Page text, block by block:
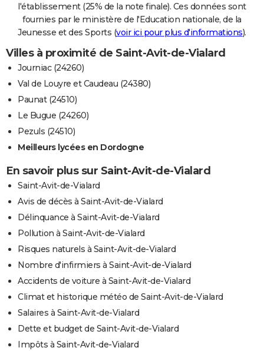
l'établissement (25% de la note finale). Ces données sont
fournies par le ministère de l'Education nationale, de la
Jeunesse et des Sports (voir ici pour plus d'informations).
Villes à proximité de Saint-Avit-de-Vialard
Journiac (24260)
Val de Louyre et Caudeau (24380)
Paunat (24510)
Le Bugue (24260)
Pezuls (24510)
Meilleurs lycées en Dordogne
En savoir plus sur Saint-Avit-de-Vialard
Saint-Avit-de-Vialard
Avis de décès à Saint-Avit-de-Vialard
Délinquance à Saint-Avit-de-Vialard
Pollution à Saint-Avit-de-Vialard
Risques naturels à Saint-Avit-de-Vialard
Nombre d'infirmiers à Saint-Avit-de-Vialard
Accidents de voiture à Saint-Avit-de-Vialard
Climat et historique météo de Saint-Avit-de-Vialard
Salaires à Saint-Avit-de-Vialard
Dette et budget de Saint-Avit-de-Vialard
Impôts à Saint-Avit-de-Vialard